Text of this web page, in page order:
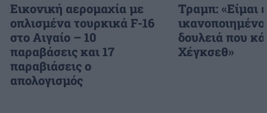
Εικονική αερομαχία με
οπλισμένα τουρκικά F-16
στο Αιγαίο – 10
παραβάσεις και 17
παραβιάσεις ο
απολογισμός
Τραμπ: «Είμαι
δουλειά που
Χέγκσεθ»